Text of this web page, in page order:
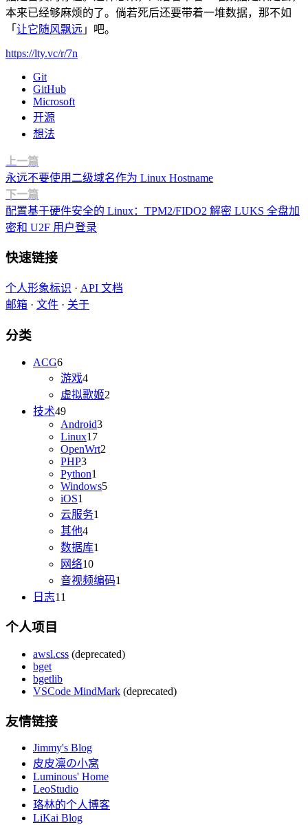
本来已经够麻烦的了。倘若死后还要带着一堆数据，那不如
「 让它随风飘远 」吧。
https://lty.vc/r/7n
Git
GitHub
Microsoft
开源
想法
上一篇
永远不要使用二级域名作为 Linux Hostname
下一篇
配置基于硬件安全的 Linux：TPM2/FIDO2 解密 LUKS 全盘加
密和 U2F 用户登录
快速链接
个人形象标识 · API 文档
邮箱 · 文件 · 关于
分类
ACG6
游戏4
虚拟歌姬2
技术49
Android3
Linux17
OpenWrt2
PHP3
Python1
Windows5
iOS1
云服务1
其他4
数据库1
网络10
音视频编码1
日志11
个人项目
awsl.css (deprecated)
bget
bgetlib
VSCode MindMark (deprecated)
友情链接
Jimmy's Blog
皮皮凛の小窝
Luminous' Home
LeoStudio
珞林的个人博客
LiKai Blog